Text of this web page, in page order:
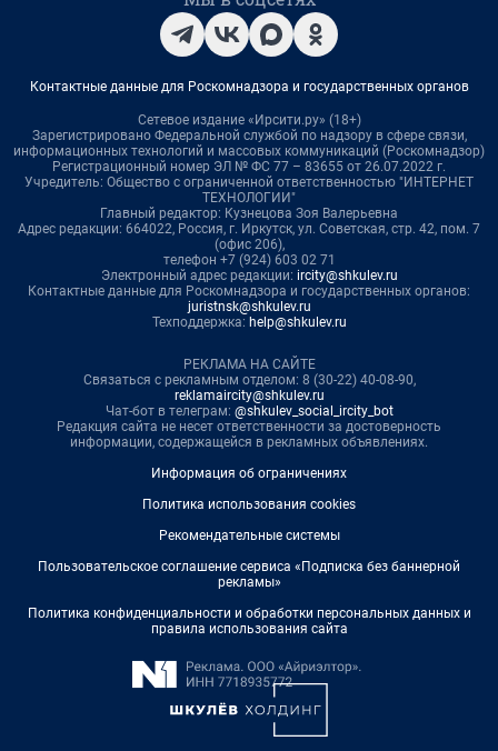
Контактные данные для Роскомнадзора и государственных органов
Сетевое издание «Ирсити.ру» (18+)
Зарегистрировано Федеральной службой по надзору в сфере связи,
информационных технологий и массовых коммуникаций (Роскомнадзор)
Регистрационный номер ЭЛ № ФС 77 – 83655 от 26.07.2022 г.
Учредитель: Общество с ограниченной ответственностью "ИНТЕРНЕТ
ТЕХНОЛОГИИ"
Главный редактор: Кузнецова Зоя Валерьевна
Адрес редакции: 664022, Россия, г. Иркутск, ул. Советская, стр. 42, пом. 7
(офис 206),
телефон +7 (924) 603 02 71
Электронный адрес редакции: ircity@shkulev.ru
Контактные данные для Роскомнадзора и государственных органов:
juristnsk@shkulev.ru
Техподдержка: help@shkulev.ru
РЕКЛАМА НА САЙТЕ
Связаться с рекламным отделом: 8 (30-22) 40-08-90,
reklamaircity@shkulev.ru
Чат-бот в телеграм: @shkulev_social_ircity_bot
Редакция сайта не несет ответственности за достоверность
информации, содержащейся в рекламных объявлениях.
Информация об ограничениях
Политика использования cookies
Рекомендательные системы
Пользовательское соглашение сервиса «Подписка без баннерной
рекламы»
Политика конфиденциальности и обработки персональных данных и
правила использования сайта